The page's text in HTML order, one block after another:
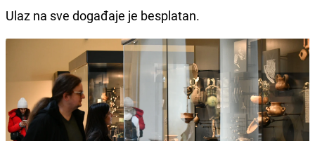
Ulaz na sve događaje je besplatan.